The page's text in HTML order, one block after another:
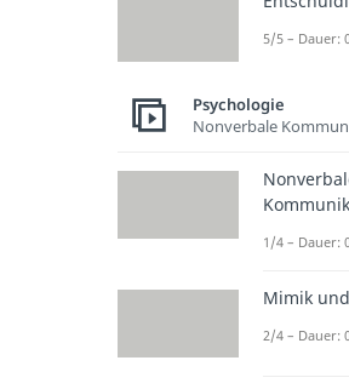
5/5 – Dauer:
Psychologie
Nonverbale
1/4 – Dauer:
Mimik
2/4 – Dauer: